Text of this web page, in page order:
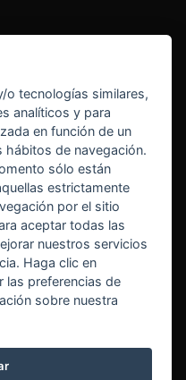
Xàbia
tu consentimiento
|
o tecnologías similares,
analíticos y para
en función de un
hábitos de navegación.
sólo están
estrictamente
por el sitio
aceptar todas las
nuestros servicios
Haga clic en
las preferencias de
sobre nuestra